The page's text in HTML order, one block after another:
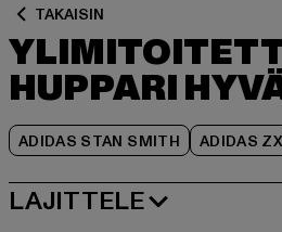
TAKAISIN
HUPPARI
ADIDAS STAN SMITH ADIDAS ZX
LAJITTELE
SUOSITUIMMAT